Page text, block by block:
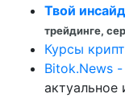
Твой
трейдинге,
Курсы
Bitok.News
актуальное